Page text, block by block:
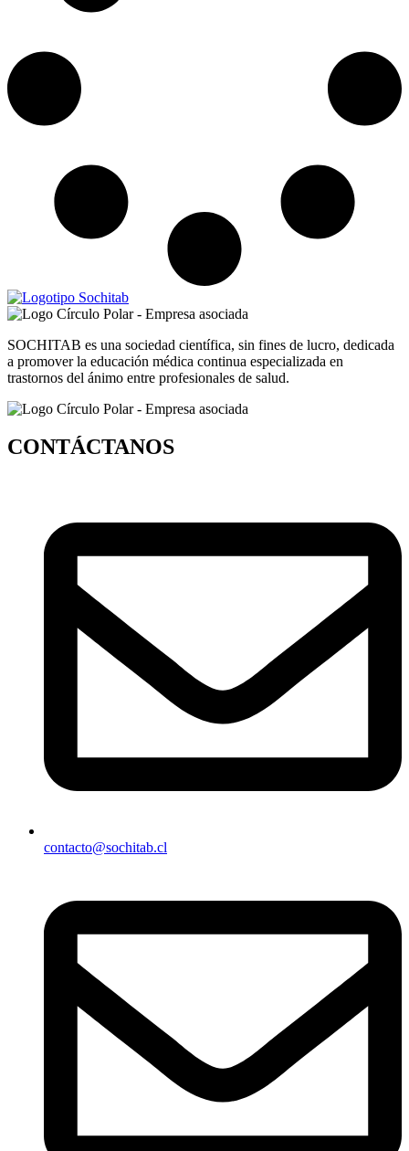
SOCHITAB es una sociedad científica, sin fines de lucro, dedicada
a promover la educación médica continua especializada en
trastornos del ánimo entre profesionales de salud.
CONTÁCTANOS
contacto@sochitab.cl